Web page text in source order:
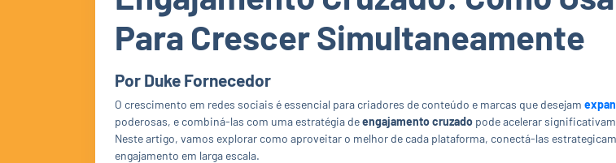
Para Crescer Simultaneamente
Por Duke Fornecedor
O crescimento em redes sociais é essencial para criadores de conteúdo e marcas que desejam
poderosas, e combiná-las com uma estratégia deengajamento cruzado pode acelerar
Neste artigo, vamos explorar como aproveitar o melhor de cada plataforma, conectá-las
engajamento em larga escala.